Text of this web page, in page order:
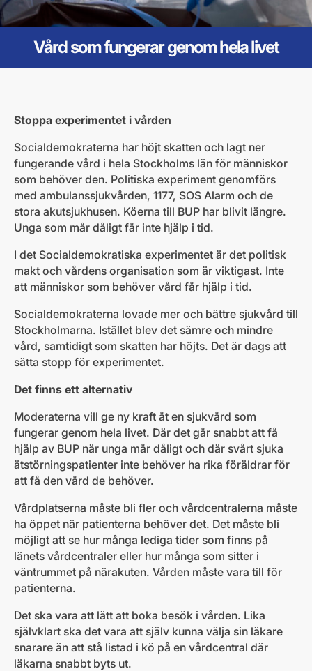
Vård som fungerar genom hela livet
Stoppa experimentet i vården
Socialdemokraterna har höjt skatten och lagt ner
fungerande vård i hela Stockholms län för människor
som behöver den. Politiska experiment genomförs
med ambulanssjukvården, 1177, SOS Alarm och de
stora akutsjukhusen. Köerna till BUP har blivit längre.
Unga som mår dåligt får inte hjälp i tid.
I det Socialdemokratiska experimentet är det politisk
makt och vårdens organisation som är viktigast. Inte
att människor som behöver vård får hjälp i tid.
Socialdemokraterna lovade mer och bättre sjukvård till
Stockholmarna. Istället blev det sämre och mindre
vård, samtidigt som skatten har höjts. Det är dags att
sätta stopp för experimentet.
Det finns ett alternativ
Moderaterna vill ge ny kraft åt en sjukvård som
fungerar genom hela livet. Där det går snabbt att få
hjälp av BUP när unga mår dåligt och där svårt sjuka
ätstörningspatienter inte behöver ha rika föräldrar för
att få den vård de behöver.
Vårdplatserna måste bli fler och vårdcentralerna måste
ha öppet när patienterna behöver det. Det måste bli
möjligt att se hur många lediga tider som finns på
länets vårdcentraler eller hur många som sitter i
väntrummet på närakuten. Vården måste vara till för
patienterna.
Det ska vara att lätt att boka besök i vården. Lika
självklart ska det vara att själv kunna välja sin läkare
snarare än att stå listad i kö på en vårdcentral där
läkarna snabbt byts ut.